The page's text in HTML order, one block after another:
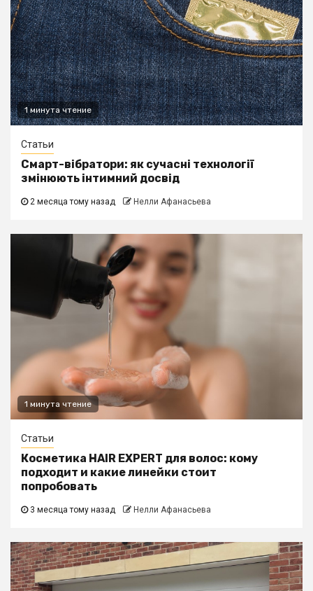
1 минута чтение
Статьи
Смарт-вібратори: як сучасні технології
змінюють інтимний досвід
2 месяца тому назад Нелли Афанасьева
1 минута чтение
Статьи
Косметика HAIR EXPERT для волос: кому
подходит и какие линейки стоит
попробовать
3 месяца тому назад Нелли Афанасьева